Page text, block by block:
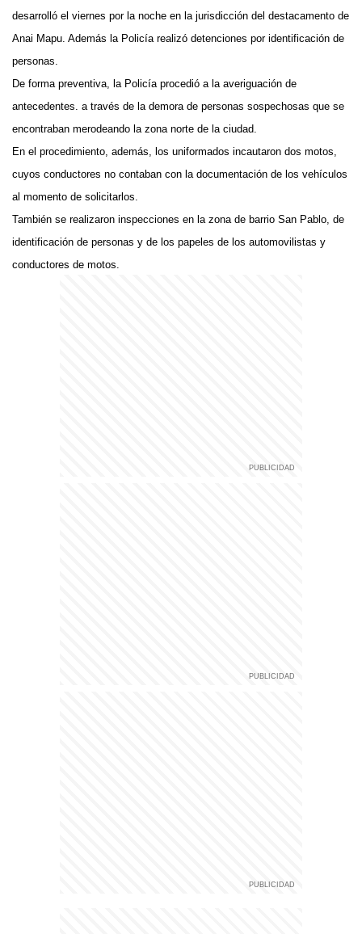
desarrolló el viernes por la noche en la jurisdicción del destacamento de
Anai Mapu. Además la Policía realizó detenciones por identificación de
personas.
De forma preventiva, la Policía procedió a la averiguación de
antecedentes. a través de la demora de personas sospechosas que se
encontraban merodeando la zona norte de la ciudad.
En el procedimiento, además, los uniformados incautaron dos motos,
cuyos conductores no contaban con la documentación de los vehículos
al momento de solicitarlos.
También se realizaron inspecciones en la zona de barrio San Pablo, de
identificación de personas y de los papeles de los automovilistas y
conductores de motos.